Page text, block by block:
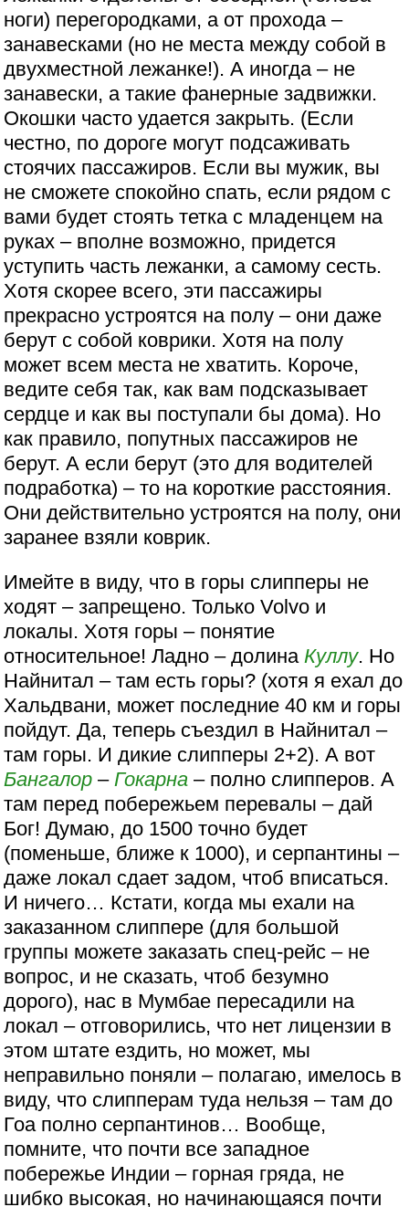
ноги) перегородками, а от прохода –
занавесками (но не места между собой в
двухместной лежанке!). А иногда – не
занавески, а такие фанерные задвижки.
Окошки часто удается закрыть. (Если
честно, по дороге могут подсаживать
стоячих пассажиров. Если вы мужик, вы
не сможете спокойно спать, если рядом с
вами будет стоять тетка с младенцем на
руках – вполне возможно, придется
уступить часть лежанки, а самому сесть.
Хотя скорее всего, эти пассажиры
прекрасно устроятся на полу – они даже
берут с собой коврики. Хотя на полу
может всем места не хватить. Короче,
ведите себя так, как вам подсказывает
сердце и как вы поступали бы дома). Но
как правило, попутных пассажиров не
берут. А если берут (это для водителей
подработка) – то на короткие расстояния.
Они действительно устроятся на полу, они
заранее взяли коврик.
Имейте в виду, что в горы слипперы не
ходят – запрещено. Только Volvo и
локалы. Хотя горы – понятие
относительное! Ладно – долинаКуллу. Но
Найнитал – там есть горы? (хотя я ехал до
Хальдвани, может последние 40 км и горы
пойдут. Да, теперь съездил в Найнитал –
там горы. И дикие слипперы 2+2). А вот
Бангалор –Гокарна – полно слипперов. А
там перед побережьем перевалы – дай
Бог! Думаю, до 1500 точно будет
(поменьше, ближе к 1000), и серпантины –
даже локал сдает задом, чтоб вписаться.
И ничего… Кстати, когда мы ехали на
заказанном слиппере (для большой
группы можете заказать спец-рейс – не
вопрос, и не сказать, чтоб безумно
дорого), нас в Мумбае пересадили на
локал – отговорились, что нет лицензии в
этом штате ездить, но может, мы
неправильно поняли – полагаю, имелось в
виду, что слипперам туда нельзя – там до
Гоа полно серпантинов… Вообще,
помните, что почти все западное
побережье Индии – горная гряда, не
шибко высокая, но начинающаяся почти